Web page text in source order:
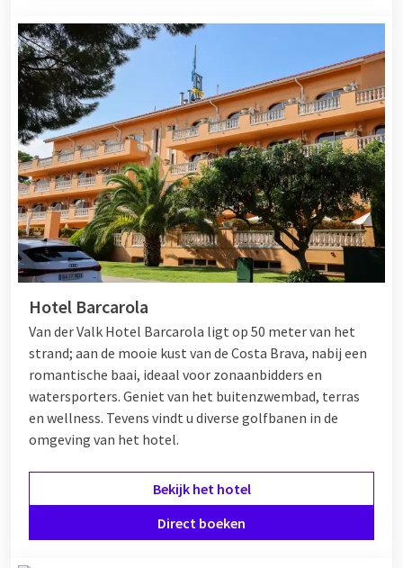
Hotel Barcarola
Van der Valk Hotel Barcarola ligt op 50 meter van het
strand; aan de mooie kust van de Costa Brava, nabij een
romantische baai, ideaal voor zonaanbidders en
watersporters. Geniet van het buitenzwembad, terras
en wellness. Tevens vindt u diverse golfbanen in de
omgeving van het hotel.
Bekijk het hotel
Direct boeken